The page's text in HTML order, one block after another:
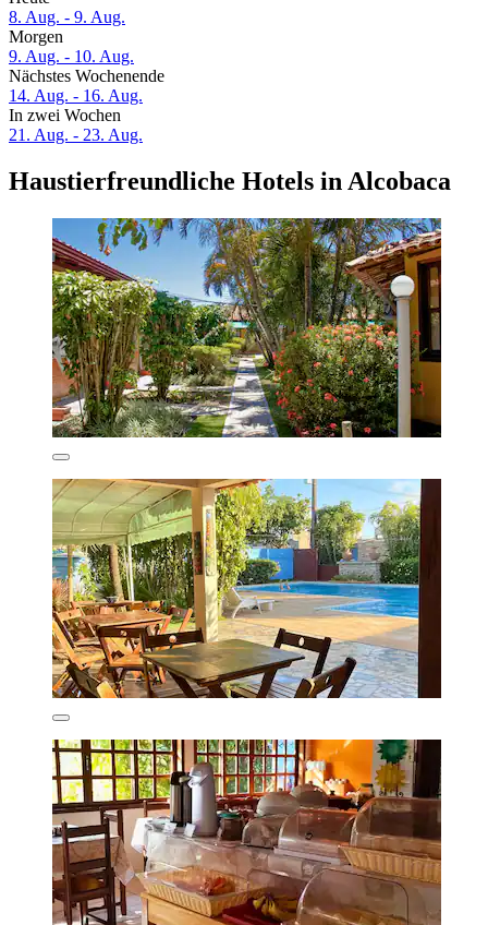
8. Aug. - 9. Aug.
Morgen
9. Aug. - 10. Aug.
Nächstes Wochenende
14. Aug. - 16. Aug.
In zwei Wochen
21. Aug. - 23. Aug.
Haustierfreundliche Hotels in Alcobaca